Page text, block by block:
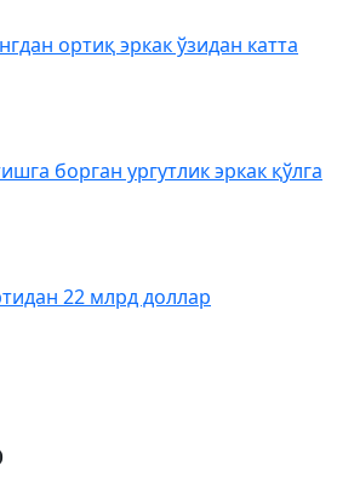
ортиқ эркак ўзидан катта
борган ургутлик эркак қўлга
22 млрд доллар